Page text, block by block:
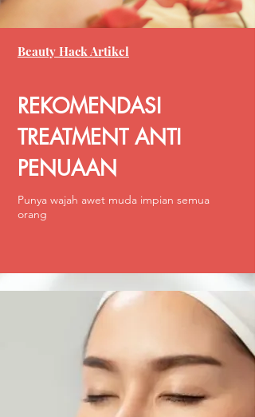
Beauty Hack Artikel
REKOMENDASI
TREATMENT ANTI
PENUAAN
Punya wajah awet muda impian semua
orang